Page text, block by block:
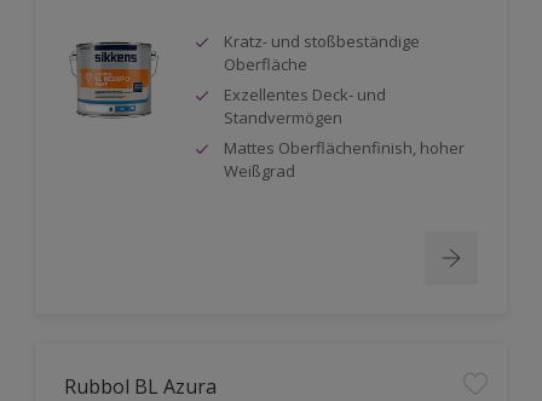
Kratz- und stoßbeständige
Oberfläche
Exzellentes Deck- und
Standvermögen
Mattes Oberflächenfinish, hoher
Weißgrad
Rubbol BL Azura